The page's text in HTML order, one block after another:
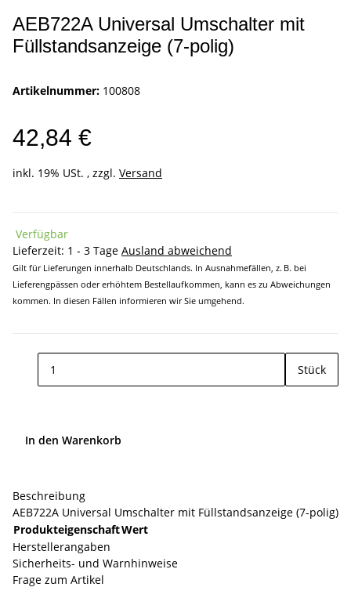
AEB722A Universal Umschalter mit
Füllstandsanzeige (7-polig)
Artikelnummer: 100808
42,84 €
inkl. 19% USt. , zzgl. Versand
Verfügbar
Lieferzeit: 1 - 3 Tage Ausland abweichend
Gilt für Lieferungen innerhalb Deutschlands. In Ausnahmefällen, z. B. bei
Lieferengpässen oder erhöhtem Bestellaufkommen, kann es zu Abweichungen
kommen. In diesen Fällen informieren wir Sie umgehend.
Stück
In den Warenkorb
Beschreibung
AEB722A Universal Umschalter mit Füllstandsanzeige (7-polig)
ProdukteigenschaftWert
Herstellerangaben
Sicherheits- und Warnhinweise
Frage zum Artikel